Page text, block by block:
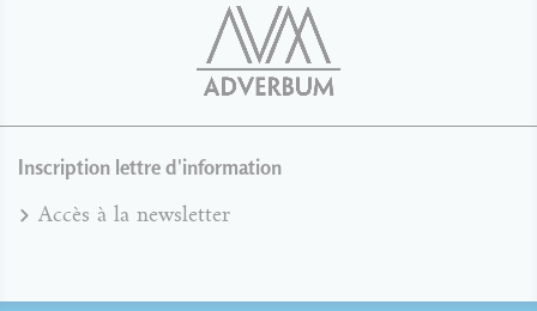
Inscription lettre d'information
Accès à la newsletter